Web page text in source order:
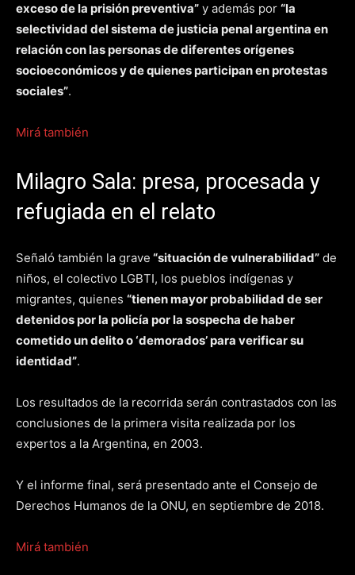
exceso de la prisión preventiva” y además por “la
selectividad del sistema de justicia penal argentina en
relación con las personas de diferentes orígenes
socioeconómicos y de quienes participan en protestas
sociales”.
Mirá también
Milagro Sala: presa, procesada y
refugiada en el relato
Señaló también la grave “situación de vulnerabilidad” de
niños, el colectivo LGBTI, los pueblos indígenas y
migrantes, quienes “tienen mayor probabilidad de ser
detenidos por la policía por la sospecha de haber
cometido un delito o ‘demorados’ para verificar su
identidad”.
Los resultados de la recorrida serán contrastados con las
conclusiones de la primera visita realizada por los
expertos a la Argentina, en 2003.
Y el informe final, será presentado ante el Consejo de
Derechos Humanos de la ONU, en septiembre de 2018.
Mirá también